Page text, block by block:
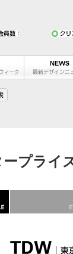
プライ